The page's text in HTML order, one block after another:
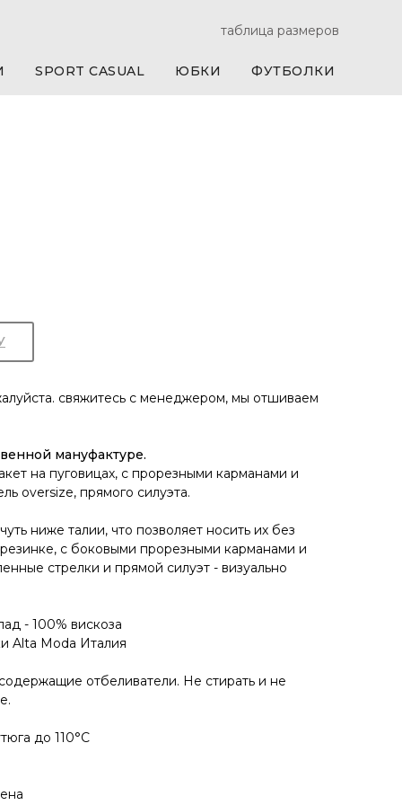
таблица размеров
SPORT CASUAL ЮБКИ ФУТБОЛКИ
свяжитесь с менеджером, мы отшиваем
мануфактуре.
на пуговицах, с прорезными карманами и
oversize, прямого силуэта.
ниже талии, что позволяет носить их без
с боковыми прорезными карманами и
стрелки и прямой силуэт - визуально
- 100% вискоза
Alta Moda Италия
отбеливатели. Не стирать и не
до 110°C